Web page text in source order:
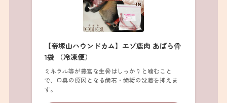
【帝塚山ハウンドカム】エゾ鹿肉 あばら骨
1袋 （冷凍便）
ミネラル等が豊富な生骨はしっかりと噛むこと
で、口臭の原因となる歯石・歯垢の沈着を抑えま
す。